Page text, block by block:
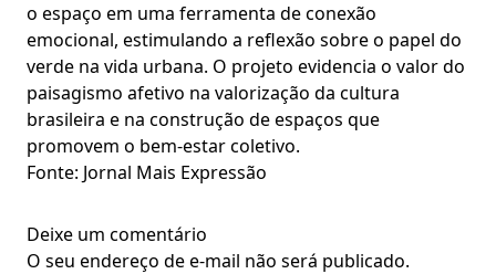
o espaço em uma ferramenta de conexão
emocional, estimulando a reflexão sobre o papel do
verde na vida urbana. O projeto evidencia o valor do
paisagismo afetivo na valorização da cultura
brasileira e na construção de espaços que
promovem o bem-estar coletivo.
Fonte: Jornal Mais Expressão
Deixe um comentário
O seu endereço de e-mail não será publicado.